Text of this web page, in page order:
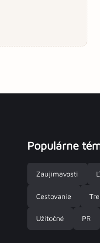
Populárne
Zaujímavosti
Cestovanie
Užitočné PR